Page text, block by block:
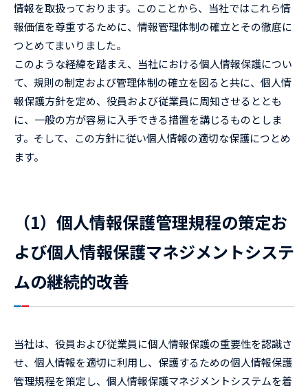
情報を取扱っております。このことから、当社ではこれら情
報価値を尊重するために、情報管理体制の確立とその徹底に
つとめてまいりました。
このような経緯を踏まえ、当社における個人情報保護につい
て、規則の制定および管理体制の確立を図ると共に、個人情
報保護方針を定め、役員および従業員に周知させるととも
に、一般の方が容易に入手できる措置を講じるものとしま
す。そして、この方針に従い個人情報の適切な保護につとめ
ます。
（1）個人情報保護管理規程の策定お
よび個人情報保護マネジメントシステ
ムの継続的改善
当社は、役員および従業員に個人情報保護の重要性を認識さ
せ、個人情報を適切に利用し、保護するための個人情報保護
管理規程を策定し、個人情報保護マネジメントシステムを着